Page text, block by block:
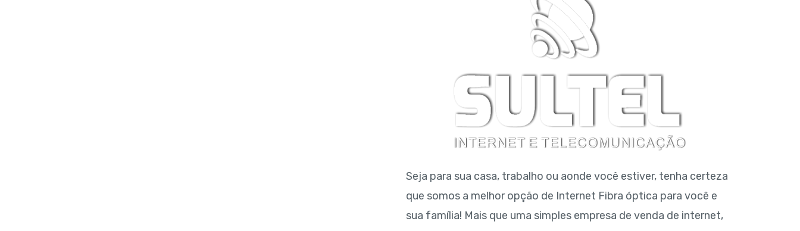
Seja para sua casa, trabalho ou aonde você estiver, tenha certeza
que somos a melhor opção de Internet Fibra óptica para você e
sua família! Mais que uma simples empresa de venda de internet,